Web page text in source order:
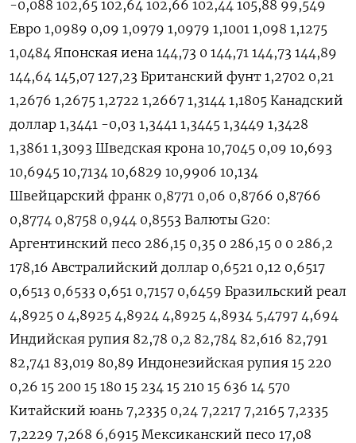
-0,088 102,65 102,64 102,66 102,44 105,88 99,549
Евро 1,0989 0,09 1,0979 1,0979 1,1001 1,098 1,1275
1,0484 Японская иена 144,73 0 144,71 144,73 144,89
144,64 145,07 127,23 Британский фунт 1,2702 0,21
1,2676 1,2675 1,2722 1,2667 1,3144 1,1805 Канадский
доллар 1,3441 -0,03 1,3441 1,3445 1,3449 1,3428
1,3861 1,3093 Шведская крона 10,7045 0,09 10,693
10,6945 10,7134 10,6829 10,9906 10,134
Швейцарский франк 0,8771 0,06 0,8766 0,8766
0,8774 0,8758 0,944 0,8553 Валюты G20:
Аргентинский песо 286,15 0,35 0 286,15 0 0 286,2
178,16 Австралийский доллар 0,6521 0,12 0,6517
0,6513 0,6533 0,651 0,7157 0,6459 Бразильский реал
4,8925 0 4,8925 4,8924 4,8925 4,8934 5,4797 4,694
Индийская рупия 82,78 0,2 82,784 82,616 82,791
82,741 83,019 80,89 Индонезийская рупия 15 220
0,26 15 200 15 180 15 234 15 210 15 636 14 570
Китайский юань 7,2335 0,24 7,2217 7,2165 7,2335
7,2229 7,268 6,6915 Мексиканский песо 17,08